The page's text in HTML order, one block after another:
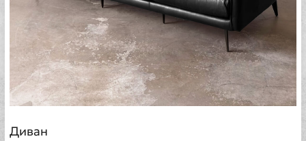
Диван